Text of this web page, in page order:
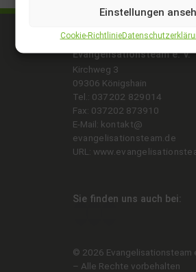
Einstellungen
Coo­kie-Richt­li­nie
Evan­ge­li­sa­ti­ons­team e. V.
Kirch­weg 3
09306 Königshain
Tel.: 037202 829014
Fax: 037202 873910
E‑Mail: kontakt@​
evangelisationsteam.​de
URL:
Sie fin­den uns auch bei:
© 2026 Evan­ge­li­sa­ti­ons­team
– Al­le Rech­te vorbehalten